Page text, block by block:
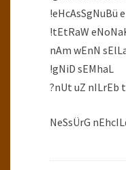
!eHcAsSgNuBü
!tEtRaW
nAm wEnN
!gNiD sEMhaL
?nUt uZ nILrEb
NeSsÜrG